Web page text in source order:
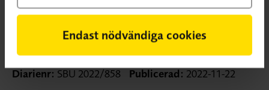
Endast nödvändiga cookies
Ej uppdaterade systematiska översikter som visar på
kunskapsluckan:
Diarienr:SBU 2022/858 Publicerad:2022-11-22